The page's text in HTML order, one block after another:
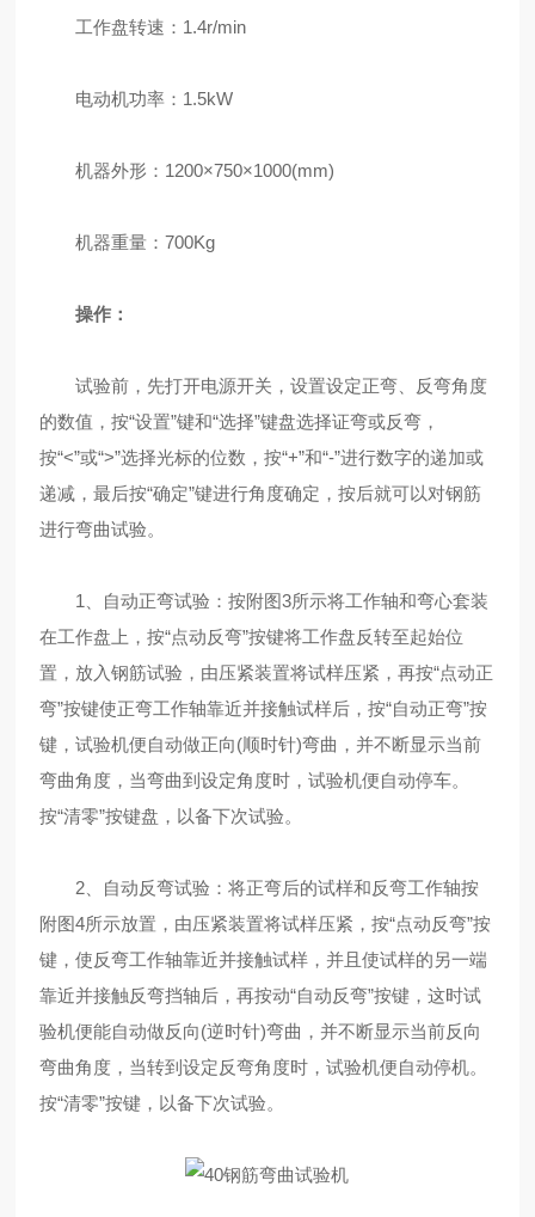
工作盘转速：1.4r/min
电动机功率：1.5kW
机器外形：1200×750×1000(mm)
机器重量：700Kg
操作：
试验前，先打开电源开关，设置设定正弯、反弯角度
的数值，按“设置”键和“选择”键盘选择证弯或反弯，
按“<”或“>”选择光标的位数，按“+”和“-”进行数字的递加或
递减，最后按“确定”键进行角度确定，按后就可以对钢筋
进行弯曲试验。
1、自动正弯试验：按附图3所示将工作轴和弯心套装
在工作盘上，按“点动反弯”按键将工作盘反转至起始位
置，放入钢筋试验，由压紧装置将试样压紧，再按“点动正
弯”按键使正弯工作轴靠近并接触试样后，按“自动正弯”按
键，试验机便自动做正向(顺时针)弯曲，并不断显示当前
弯曲角度，当弯曲到设定角度时，试验机便自动停车。
按“清零”按键盘，以备下次试验。
2、自动反弯试验：将正弯后的试样和反弯工作轴按
附图4所示放置，由压紧装置将试样压紧，按“点动反弯”按
键，使反弯工作轴靠近并接触试样，并且使试样的另一端
靠近并接触反弯挡轴后，再按动“自动反弯”按键，这时试
验机便能自动做反向(逆时针)弯曲，并不断显示当前反向
弯曲角度，当转到设定反弯角度时，试验机便自动停机。
按“清零”按键，以备下次试验。